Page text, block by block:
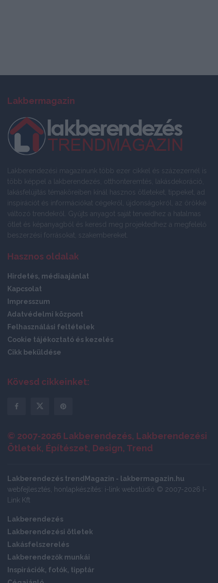
Lakbermagazin
Lakberendezési magazinunk több ezer cikkel és százezernél is
több képpel a lakberendezés, otthonteremtés, lakásdekoráció,
lakásfelújítás témaköreiben kínál hasznos ötleteket, tippeket, ad
inspirációt és információkat cégekről, újdonságokról, az örökké
változó trendekről. Gyűjts anyagot saját terveidhez a hatalmas
ötlet és képanyagból és keresd meg projektedhez a megfelelő
beszerzési forrásokat, szakembereket.
Hasznos oldalak
Hirdetés, médiaajánlat
Kapcsolat
Impresszum
Adatvédelmi központ
Felhasználási feltételek
Cookie tájékoztató és kezelés
Cikk beküldése
Kövesd cikkeinket:
© 2007-2026 Lakberendezés, Lakberendezési
Ötletek, Építészet, Design, Trend
Lakberendezés trendMagazin - lakbermagazin.hu
webfejlesztés, honlapkészítés: i-link webstúdió © 2007-2026 I-
Link Kft
Lakberendezés
Lakberendezési ötletek
Lakásfelszerelés
Lakberendezők munkái
Inspirációk, fotók, tipptár